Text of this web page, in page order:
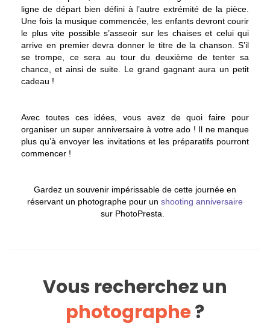
ligne de départ bien défini à l’autre extrémité de la pièce.
Une fois la musique commencée, les enfants devront courir
le plus vite possible s’asseoir sur les chaises et celui qui
arrive en premier devra donner le titre de la chanson. S’il
se trompe, ce sera au tour du deuxième de tenter sa
chance, et ainsi de suite. Le grand gagnant aura un petit
cadeau !
Avec toutes ces idées, vous avez de quoi faire pour
organiser un super anniversaire à votre ado ! Il ne manque
plus qu’à envoyer les invitations et les préparatifs pourront
commencer !
Gardez un souvenir impérissable de cette journée en
réservant un photographe pour un shooting anniversaire
sur PhotoPresta.
Vous recherchez un
photographe?